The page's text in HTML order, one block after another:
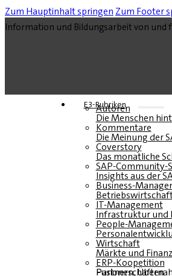
Zum Hauptinhalt springen Zum Footer
Information und Bildungsarbeit von und
E3-Rubriken
Autoren
Die Menschen
Kommentare
Die Meinung der
Coverstory
Das monatliche
SAP-Community-
Insights aus der
Business-
IT-Management
Infrastruktur und
People-
Wirtschaft
Märkte und
ERP-Koopetition
Fusionen, Übernahmen und Partnerschaften